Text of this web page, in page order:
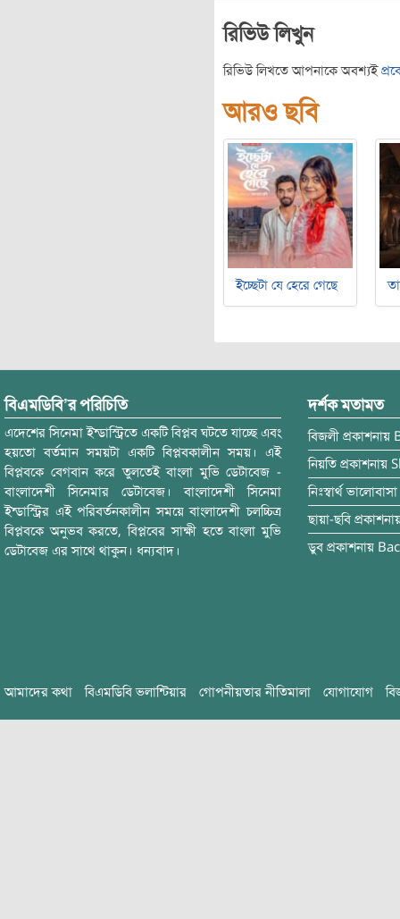
রিভিউ লিখুন
রিভিউ লিখতে আপনাকে অবশ্যই
আরও ছবি
ইচ্ছেটা যে হেরে গেছে
বিএমডিবি’র পরিচিতি
এদেশের সিনেমা ইন্ডাস্ট্রিতে একটি বিপ্লব ঘটতে যাচ্ছে এবং
হয়তো বর্তমান সময়টা একটি বিপ্লবকালীন সময়। এই
বিপ্লবকে বেগবান করে তুলতেই বাংলা মুভি ডেটাবেজ -
বাংলাদেশী সিনেমার ডেটাবেজ। বাংলাদেশী সিনেমা
ইন্ডাস্ট্রির এই পরিবর্তনকালীন সময়ে বাংলাদেশী চলচ্চিত্র
বিপ্লবকে অনুভব করতে, বিপ্লবের সাক্ষী হতে বাংলা মুভি
ডেটাবেজ এর সাথে থাকুন। ধন্যবাদ।
দর্শক মতামত
বিজলী প্রকাশনায়
নিয়তি প্রকাশনায়
নিঃস্বার্থ ভালোবাসা
ছায়া-ছবি
ডুব প্রকাশনায়
আমাদের কথা বিএমডিবি ভলান্টিয়ার গোপনীয়তার নীতিমালা যোগাযোগ